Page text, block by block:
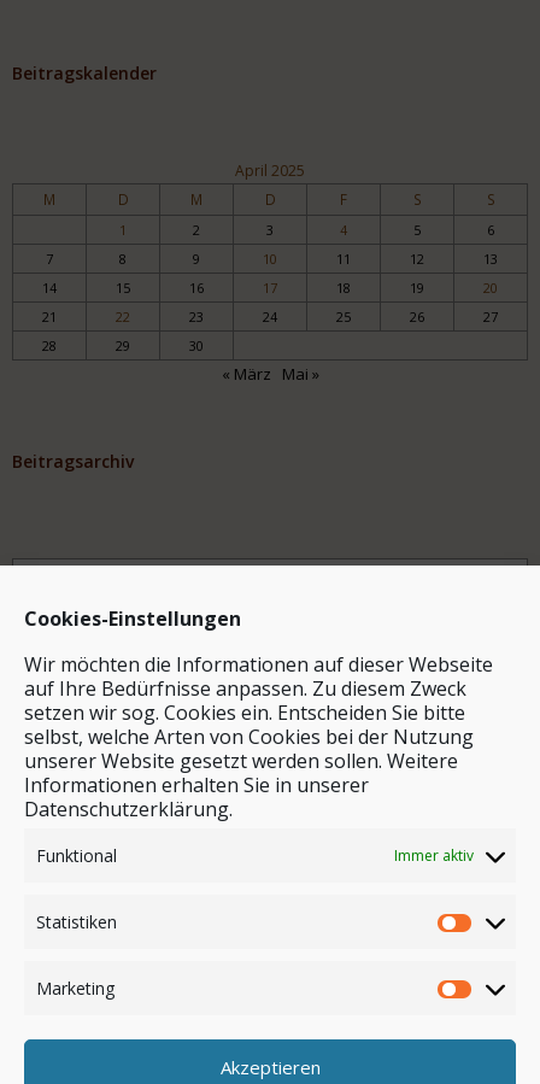
Cookies-Einstellungen
Wir möchten die Informationen auf dieser Webseite
auf Ihre Bedürfnisse anpassen. Zu diesem Zweck
setzen wir sog. Cookies ein. Entscheiden Sie bitte
selbst, welche Arten von Cookies bei der Nutzung
unserer Website gesetzt werden sollen. Weitere
Informationen erhalten Sie in unserer
Datenschutzerklärung.
Funktional Immer aktiv
Statistiken
Marketing
Akzeptieren
Beitragskalender
April 2025
M D M D F S S
1 2 3 4 5
6
7
8 9 10 11 12
13
14
15 16 17 18 19
20
21
22 23 24 25 26
27
28
29 30
« März Mai »
Beitragsarchiv
Archiv
Stichwortsuche